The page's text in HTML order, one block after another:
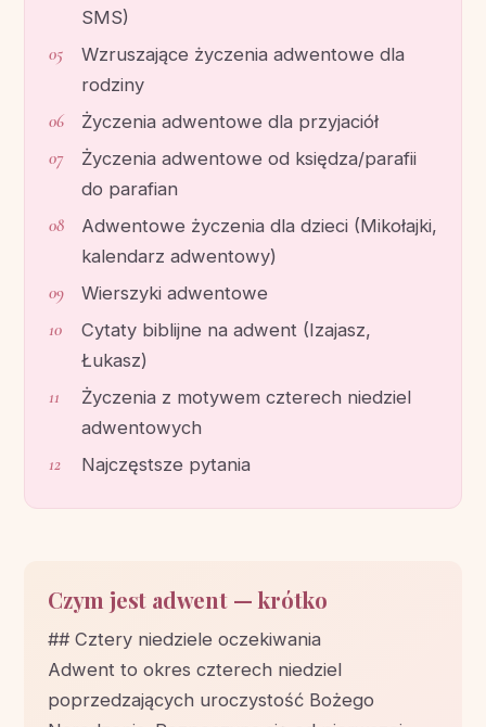
SMS)
Wzruszające życzenia adwentowe dla
rodziny
Życzenia adwentowe dla przyjaciół
Życzenia adwentowe od księdza/parafii
do parafian
Adwentowe życzenia dla dzieci (Mikołajki,
kalendarz adwentowy)
Wierszyki adwentowe
Cytaty biblijne na adwent (Izajasz,
Łukasz)
Życzenia z motywem czterech niedziel
adwentowych
Najczęstsze pytania
Czym jest adwent — krótko
## Cztery niedziele oczekiwania
Adwent to okres czterech niedziel
poprzedzających uroczystość Bożego